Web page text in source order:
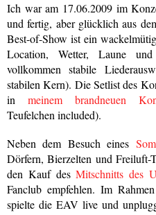
Ich war am 17.06.2009 im
und fertig, aber glücklich aus
Best-of-Show ist ein
Location, Wetter, Laune
vollkommen stabile
stabilen Kern). Die Setlist des
inmeinem brandneuen
Teufelchen included).
Neben dem Besuch eines
Dörfern, Bierzelten und Freiluft-
den Kauf desMitschnitts des
Fanclub empfehlen. Im
spielte die EAV live und